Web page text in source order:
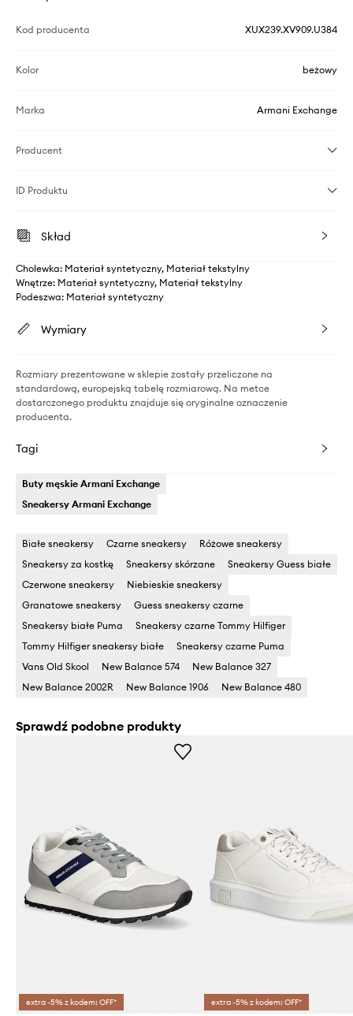
Kod producenta XUX239.XV909.U384
Kolor beżowy
Marka Armani Exchange
Producent
ID Produktu
Skład
Cholewka: Materiał syntetyczny, Materiał tekstylny
Wnętrze: Materiał syntetyczny, Materiał tekstylny
Podeszwa: Materiał syntetyczny
Wymiary
Rozmiary prezentowane w sklepie zostały przeliczone na
standardową, europejską tabelę rozmiarową. Na metce
dostarczonego produktu znajduje się oryginalne oznaczenie
producenta.
Tagi
Buty męskie Armani Exchange
Sneakersy Armani Exchange
Białe sneakersy Czarne sneakersy
Różowe sneakersy
Sneakersy za kostkę
Sneakersy skórzane
Sneakersy Guess białe
Czerwone sneakersy
Niebieskie sneakersy
Granatowe sneakersy
Guess sneakersy czarne
Sneakersy białe Puma
Sneakersy czarne Tommy Hilfiger
Tommy Hilfiger sneakersy białe
Sneakersy czarne Puma
Vans Old Skool
New Balance 574
New Balance 327
New Balance 2002R
New Balance 1906 New Balance 480
Sprawdź podobne produkty
extra -5% z kodem: OFF* extra -5% z kodem: OFF*